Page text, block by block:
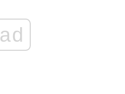
ad